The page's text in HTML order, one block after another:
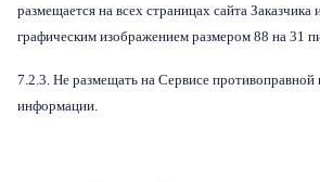
размещается на всех страницах сайта Заказчика
графическим изображением размером 88 на 31
7.2.3. Не размещать на Сервисе
информации.